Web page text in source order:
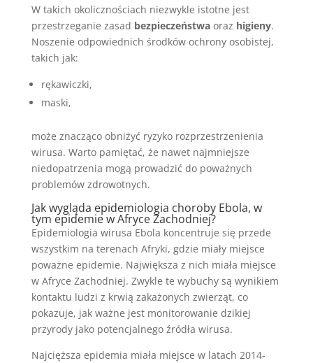
W takich okolicznościach niezwykle istotne jest
przestrzeganie zasad bezpieczeństwaoraz higieny.
Noszenie odpowiednich środków ochrony osobistej,
takich jak:
rękawiczki,
maski,
może znacząco obniżyć ryzyko rozprzestrzenienia
wirusa. Warto pamiętać, że nawet najmniejsze
niedopatrzenia mogą prowadzić do poważnych
problemów zdrowotnych.
Jak wygląda epidemiologia choroby Ebola, w
tym epidemie w Afryce Zachodniej?
Epidemiologia wirusa Ebola koncentruje się przede
wszystkim na terenach Afryki, gdzie miały miejsce
poważne epidemie. Największa z nich miała miejsce
w Afryce Zachodniej. Zwykle te wybuchy są wynikiem
kontaktu ludzi z krwią zakażonych zwierząt, co
pokazuje, jak ważne jest monitorowanie dzikiej
przyrody jako potencjalnego źródła wirusa.
Najcięższa epidemia miała miejsce w latach 2014-